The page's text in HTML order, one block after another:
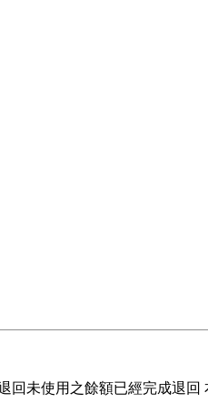
未使用之餘額已經完成退回